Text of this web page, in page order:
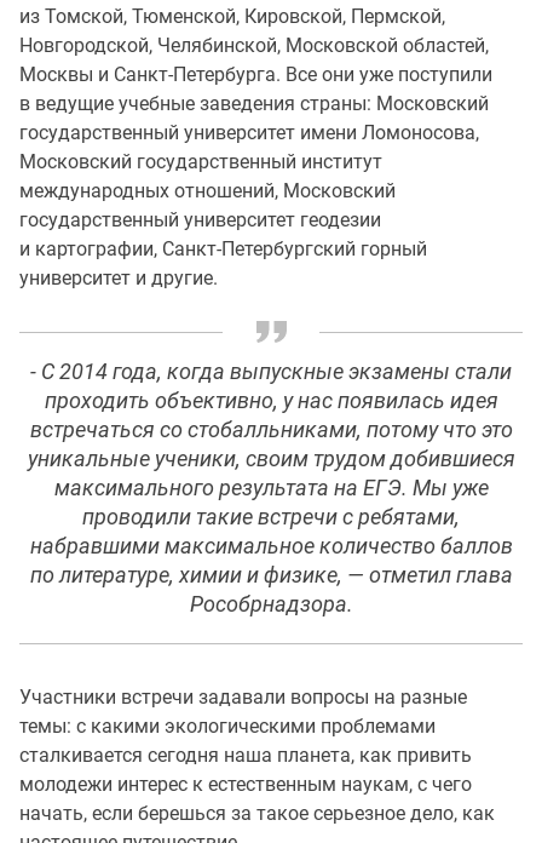
из Томской, Тюменской, Кировской, Пермской,
Новгородской, Челябинской, Московской областей,
Москвы и Санкт-Петербурга. Все они уже поступили
в ведущие учебные заведения страны: Московский
государственный университет имени Ломоносова,
Московский государственный институт
международных отношений, Московский
государственный университет геодезии
и картографии, Санкт-Петербургский горный
университет и другие.
- С 2014 года, когда выпускные экзамены стали
проходить объективно, у нас появилась идея
встречаться со стобалльниками, потому что это
уникальные ученики, своим трудом добившиеся
максимального результата на ЕГЭ. Мы уже
проводили такие встречи с ребятами,
набравшими максимальное количество баллов
по литературе, химии и физике, — отметил глава
Рособрнадзора.
Участники встречи задавали вопросы на разные
темы: с какими экологическими проблемами
сталкивается сегодня наша планета, как привить
молодежи интерес к естественным наукам, с чего
начать, если берешься за такое серьезное дело, как